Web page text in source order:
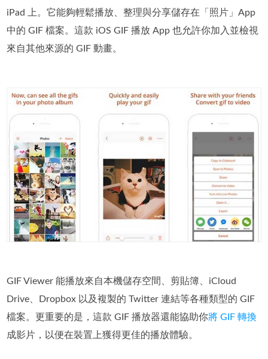
iPad 上。它能夠輕鬆播放、整理與分享儲存在「照片」App
中的 GIF 檔案。這款 iOS GIF 播放 App 也允許你加入並檢視
來自其他來源的 GIF 動畫。
GIF Viewer 能播放來自本機儲存空間、剪貼簿、iCloud
Drive、Dropbox 以及複製的 Twitter 連結等各種類型的 GIF
檔案。更重要的是，這款 GIF 播放器還能協助你將 GIF 轉換
成影片，以便在裝置上獲得更佳的播放體驗。